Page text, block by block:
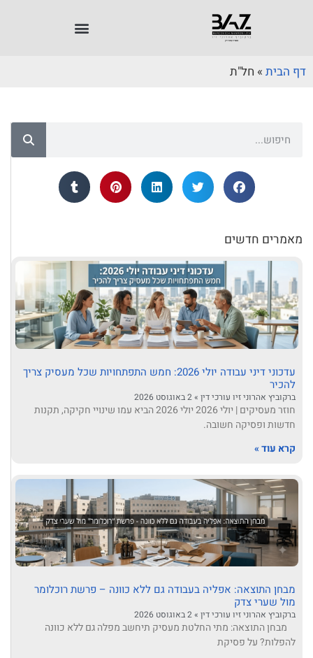
דף הבית » חל"ת
מאמרים חדשים
עדכוני דיני עבודה יולי 2026: חמש התפתחויות שכל מעסיק צריך
להכיר
ברקוביץ אהרוני זיו עורכי דין
חוזר מעסיקים | יולי 2026 יולי 2026 הביא עמו שינויי חקיקה, תקנות
חדשות ופסיקה חשובה.
קרא עוד »
מבחן התוצאה: אפליה בעבודה גם ללא כוונה – פרשת רוכלומר
מול שערי צדק
ברקוביץ אהרוני זיו עורכי דין
מבחן התוצאה: מתי החלטת מעסיק תיחשב מפלה גם ללא כוונה
להפלות? על פסיקת